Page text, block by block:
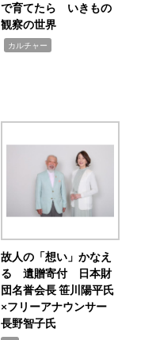
で育てたら いきもの
観察の世界
カルチャー
故人の「想い」かなえ
る 遺贈寄付 日本財
団名誉会長 笹川陽平氏
×フリーアナウンサー
長野智子氏